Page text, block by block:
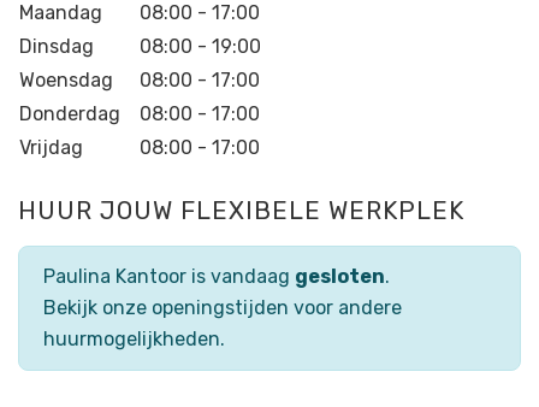
Maandag
08:00 - 17:00
Dinsdag
08:00 - 19:00
Woensdag
08:00 - 17:00
Donderdag
08:00 - 17:00
Vrijdag
08:00 - 17:00
HUUR JOUW FLEXIBELE WERKPLEK
Paulina Kantoor is vandaag gesloten.
Bekijk onze openingstijden voor andere
huurmogelijkheden.